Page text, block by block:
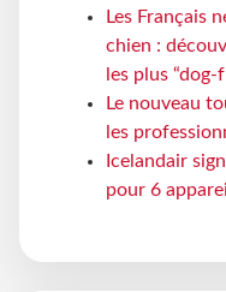
Les Français
chien :
les plus “dog-
Le nouveau
les
Icelandair
pour 6